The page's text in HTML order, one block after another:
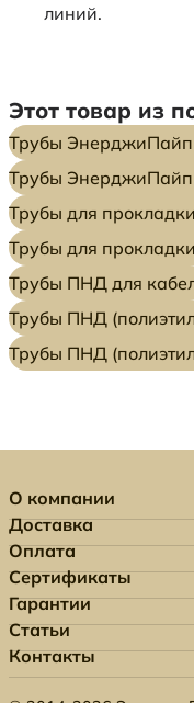
линий.
Этот товар из
Трубы ЭнерджиПайп
Трубы ЭнерджиПайп
Трубы для
Трубы для
Трубы ПНД для
Трубы ПНД
Трубы ПНД
О компании
Доставка
Оплата
Сертификаты
Гарантии
Статьи
Контакты